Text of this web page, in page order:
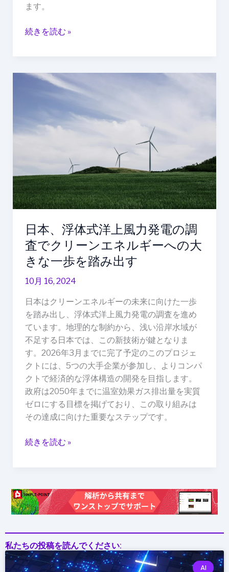
ます。
中
続きを読む »
日本、浮体式洋上風力発電の調
査でクリーンエネルギーへの大
きな一歩を踏み出す
10月 16, 2024
日本はクリーンエネルギーの未来に向けた一歩
を踏み出し、浮体式洋上風力発電の調査を進め
ています。地理的な制約から、浅い沿岸水域が
不足する日本では、この新技術が鍵となりま
す。2026年3月までに完了予定のこのプロジェ
クトには、5つの大手企業が参加し、よりコンパ
クトで経済的な浮体構造の開発を目指します。
政府は2050年までに温室効果ガス排出量を実質
ゼロにする目標を掲げており、この取り組みは
その達成に向けた重要なステップです。
日
力
発
電
調
査
で
ク
リ
ー
ン
エ
ネ
ル
ギ
ー
へ
の
大
な
踏
み
出
続きを読む »
私たちの投稿を読んでください:
AI